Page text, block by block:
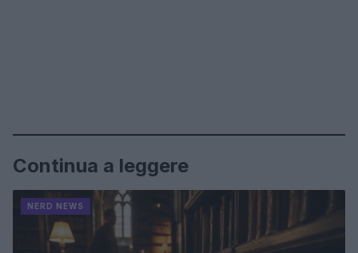
Continua a leggere
NERD NEWS